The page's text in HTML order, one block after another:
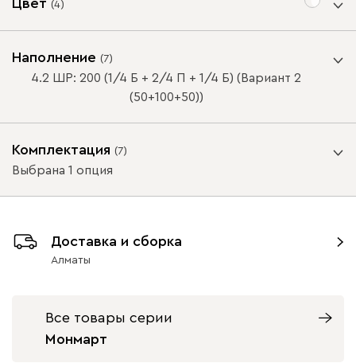
(4)
Белый рамка
МДФ
Дуб Сонома
рамка МДФ
Наполнение (7)
4.2 ШР: 200 (1/4 Б + 2/4 П + 1/4 Б) (Вариант 2
(50+100+50))
ВАЖНО! При глубине шкафа-купе менее 60 см /
распашного шкафа менее 50 см, устанавливается
Схемы наполнения
Комплектация (7)
Выбрана 1 опция
ВАЖНО! При глубине шкафа-купе менее 60 см /
распашного шкафа менее 50 см, устанавливается
выдвижная штанга.
Дополнительная комплектация
Добавляйте дополнительные полки, штанги и ящики в ваш
Доставка и сборка
Алматы
Все товары серии
Монмарт